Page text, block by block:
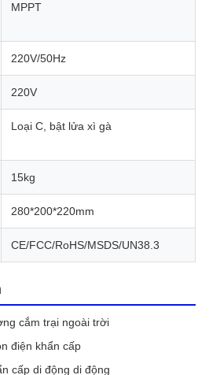
MPPT
220V/50Hz
220V
Loại C, bật lửa xì gà
15kg
280*200*220mm
CE/FCC/RoHS/MSDS/UN38.3
cắm trại ngoài trời
điện khẩn cấp
cấp di động di động